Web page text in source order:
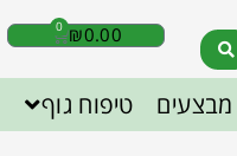
₪0.00
0
מבצעים טיפוח גוף